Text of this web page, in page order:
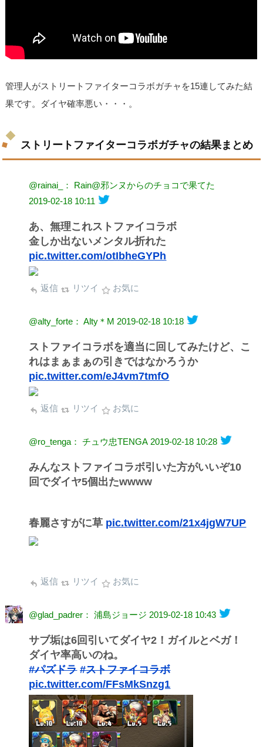
管理人がストリートファイターコラボガチャを15連してみた結
果です。ダイヤ確率悪い・・・。
ストリートファイターコラボガチャの結果まとめ
@rainai_： Rain@邪ンヌからのチョコで果てた
2019-02-18 10:11
あ、無理これストファイコラボ
金しか出ないメンタル折れた
pic.twitter.com/otIbheGYPh
返信 リツイ お気に
@alty_forte： Alty＊M 2019-02-18 10:18
ストファイコラボを適当に回してみたけど、こ
れはまぁまぁの引きではなかろうか
pic.twitter.com/eJ4vm7tmfO
返信 リツイ お気に
@ro_tenga： チュウ忠TENGA 2019-02-18 10:28
みんなストファイコラボ引いた方がいいぞ10
回でダイヤ5個出たwwww
春麗さすがに草 pic.twitter.com/21x4jgW7UP
返信 リツイ お気に
@glad_padrer： 浦島ジョージ 2019-02-18 10:43
サブ垢は6回引いてダイヤ2！ガイルとベガ！
ダイヤ率高いのね。
#パズドラ #ストファイコラボ
pic.twitter.com/FFsMkSnzg1